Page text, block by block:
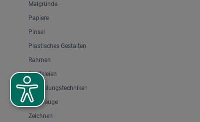
Malgründe
Papiere
Pinsel
Plastisches Gestalten
Rahmen
Staffeleien
Veredelungstechniken
Werkzeuge
Zeichnen